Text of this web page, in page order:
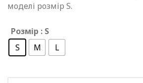
моделі розмір S.
Розмір : S
S
M L